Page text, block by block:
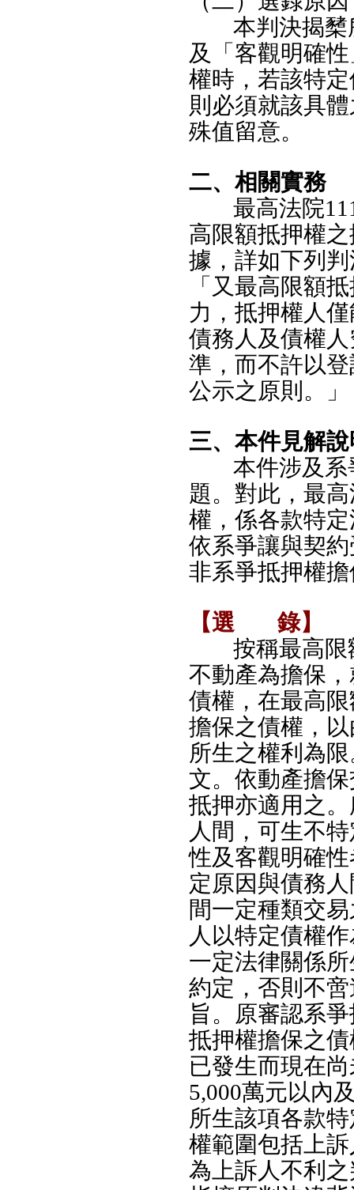
本判決揭
及「客觀明確
權時，若該特
則必須就該具
殊值留意。
二、相關實務
最高法院
高限額抵押權
據，詳如下列
「又最高限額
力，抵押權人
債務人及債權
準，而不許以
公示之原則。」
三、本件見解
本件涉及
題。對此，最
權，係各款特
依系爭讓與契
非系爭抵押權
【選
錄】
按稱最高
不動產為擔保
債權，在最高
擔保之債權，
所生之權利為
文。依動產擔
抵押亦適用之
人間，可生不
性及客觀明確
定原因與債務
間一定種類交
人以特定債權
一定法律關係
約定，否則不
旨。原審認系
抵押權擔保之
已發生而現在
5,000萬元以內
所生該項各款
權範圍包括上
為上訴人不利